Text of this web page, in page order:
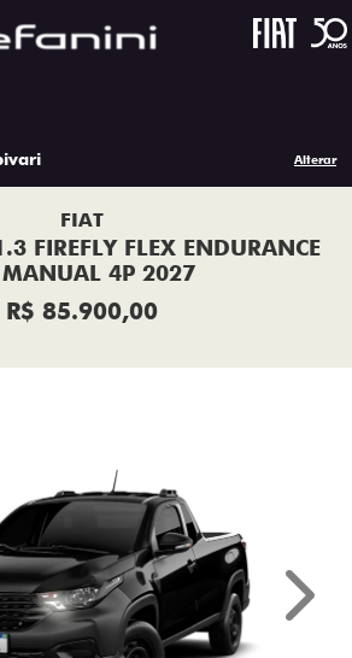
Alterar
FIAT
FIREFLY FLEX ENDURANCE
MANUAL 4P 2027
R$ 85.900,00
Next